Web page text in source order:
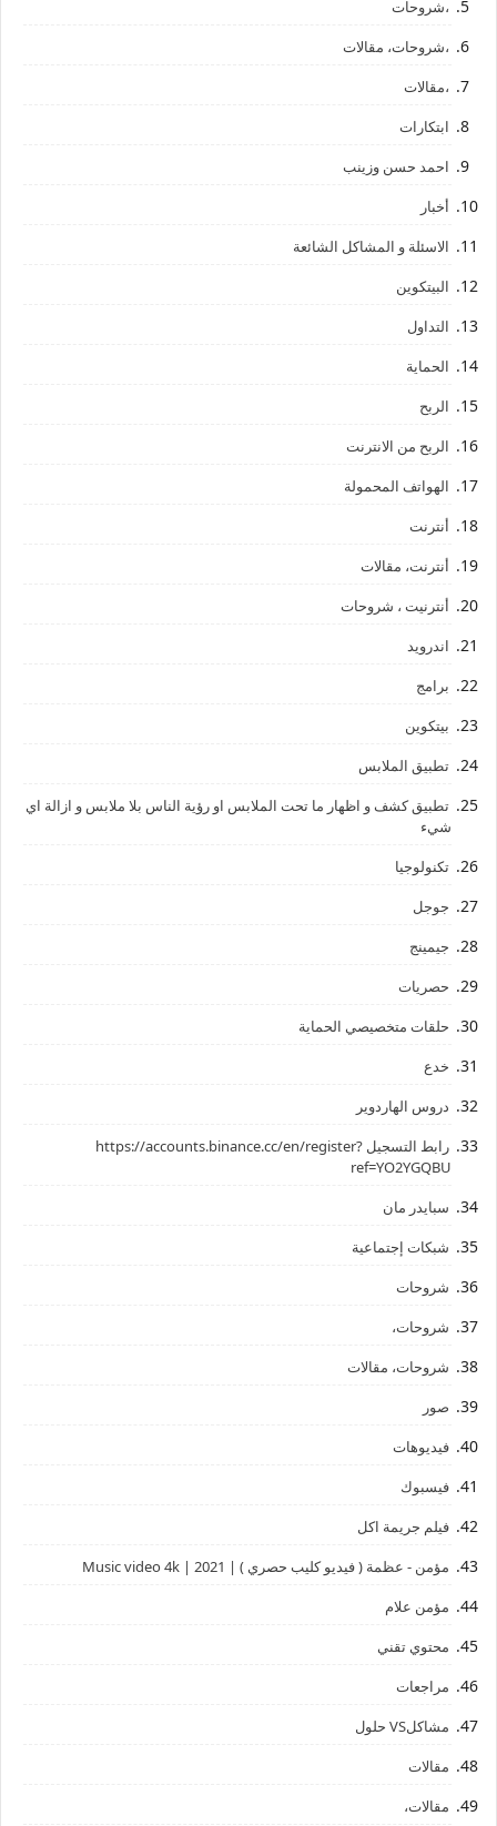
،شروحات
،شروحات، مقالات
،مقالات
ابتكارات
احمد حسن وزينب
أخبار
الاسئلة و المشاكل الشائعة
البيتكوين
التداول
الحماية
الربح
الربح من الانترنت
الهواتف المحمولة
أنترنت
أنترنت، مقالات
أنترنيت ، شروحات
اندرويد
برامج
بيتكوين
تطبيق الملابس
تطبيق كشف و اظهار ما تحت الملابس او رؤية الناس بلا ملابس و ازالة اي
شيء
تكنولوجيا
جوجل
جيمينج
حصريات
حلقات متخصيصي الحماية
خدع
دروس الهاردوير
رابط ‏التسجيل ‏https://accounts.binance.cc/en/register?
ref=YO2YGQBU ‏
سبايدر مان
شبكات إجتماعية
شروحات
شروحات،
شروحات، مقالات
صور
فيديوهات
فيسبوك
فيلم جريمة اكل
مؤمن - عظمة ( فيديو كليب حصري ) | 2021 | Music video 4k
مؤمن علام
محتوي تقني
مراجعات
مشاكلVS حلول
مقالات
مقالات،